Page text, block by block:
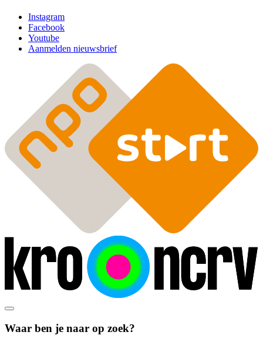
Instagram
Facebook
Youtube
Aanmelden nieuwsbrief
Waar ben je naar op zoek?